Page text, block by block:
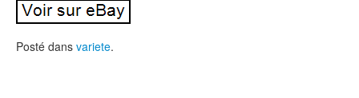
Posté dans variete.